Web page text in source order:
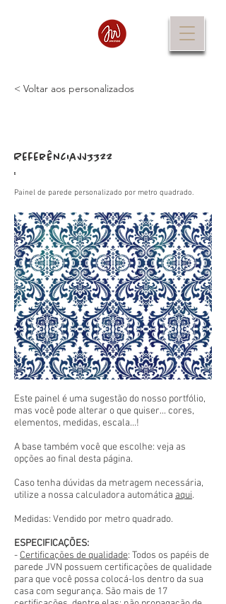
< Voltar aos personalizados
Referência
:
JJ3322
Painel de parede personalizado por metro quadrado.
Este painel é uma sugestão do nosso portfólio,
mas você pode alterar o que quiser... cores,
elementos, medidas, escala...!
A base também você que escolhe: veja as
opções ao final desta página.
Caso tenha dúvidas da metragem necessária,
utilize a nossa calculadora automática aqui.
Medidas: Vendido por metro quadrado.
ESPECIFICAÇÕES:
- Certificações de qualidade: Todos os papéis de
parede JVN possuem certificações de qualidade
para que você possa colocá-los dentro da sua
casa com segurança. São mais de 17